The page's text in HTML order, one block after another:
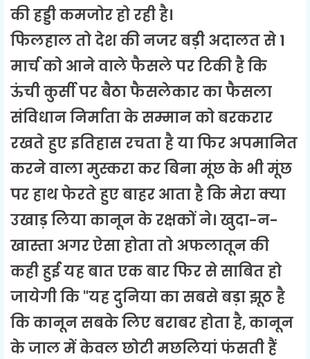
की हड्डी कमजोर हो रही है।
फिलहाल तो देश की नजर बड़ी अदालत से 1
मार्च को आने वाले फैसले पर टिकी है कि
ऊंची कुर्सी पर बैठा फैसलेकार का फैसला
संविधान निर्माता के सम्मान को बरकरार
रखते हुए इतिहास रचता है या फिर अपमानित
करने वाला मुस्करा कर बिना मूंछ के भी मूंछ
पर हाथ फेरते हुए बाहर आता है कि मेरा क्या
उखाड़ लिया कानून के रक्षकों ने। खुदा-न-
खास्ता अगर ऐसा होता तो अफलातून की
कही हुई यह बात एक बार फिर से साबित हो
जायेगी कि "यह दुनिया का सबसे बड़ा झूठ है
कि कानून सबके लिए बराबर होता है, कानून
के जाल में केवल छोटी मछलियां फंसती हैं